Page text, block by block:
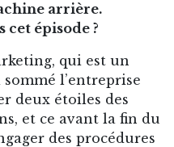
arrière.
épisode ?
qui est un
l’entreprise
deux étoiles des
et ce avant la fin du
des procédures